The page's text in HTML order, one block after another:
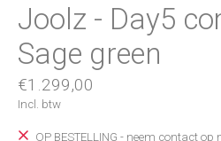
Joolz - Day5
Sage green
€1.299,00
Incl. btw
OP BESTELLING - neem contact op